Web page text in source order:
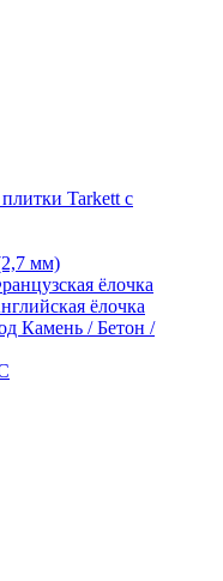
Tarkett с
мм)
ёлочка
ёлочка
Камень / Бетон /